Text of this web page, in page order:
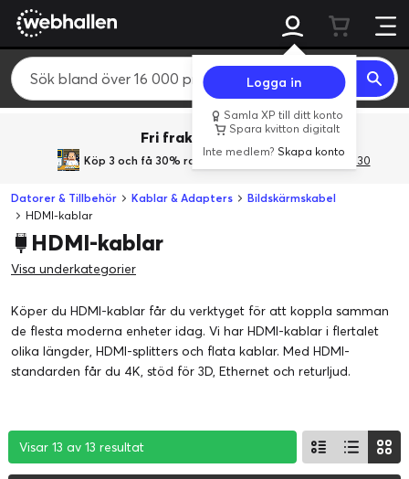
Logga in
Samla XP till ditt konto
Spara kvitton digitalt
Inte medlem?Skapa konto
Fri frakt över 800 kr.
Köp 3 och få 30% rabatt med rabattkoden 3Gives30
Datorer & Tillbehör Kablar & Adapters
Bildskärmskabel
HDMI-kablar
HDMI-kablar
Visa underkategorier
Köper du HDMI-kablar får du verktyget för att koppla samman
de flesta moderna enheter idag. Vi har HDMI-kablar i flertalet
olika längder, HDMI-splitters och flata kablar. Med HDMI-
standarden får du 4K, stöd för 3D, Ethernet och returljud.
Visar 13 av 13 resultat
Visar 13 av 13 resultat
Visar 13 av 13 resultat